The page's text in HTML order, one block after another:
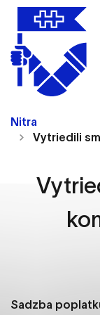
Nitra
Vytriedili
Sadzba
Nastavenie
stránky môžu
preferenciách.
okne.
Vyberte
Technické
uplatniteľnými